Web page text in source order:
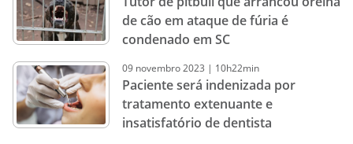
de cão em ataque de fúria é
condenado em SC
09 novembro2023 | 10h22min
Paciente será indenizada por
tratamento extenuante e
insatisfatório de dentista